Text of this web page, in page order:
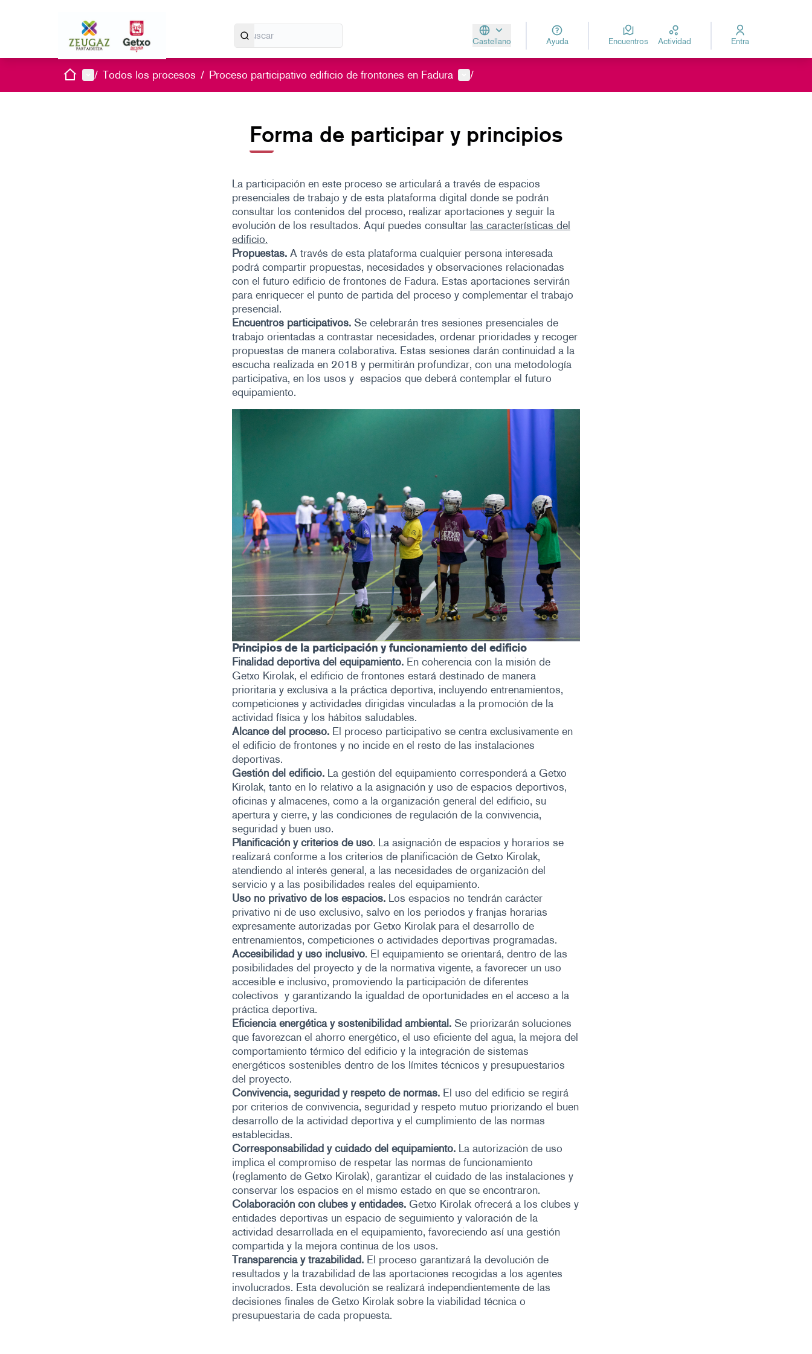
Castellano
Aukeratu hizkuntzaElegir el idioma
Ayuda Encuentros Actividad Entra
InicioMenú principal
/ Todos los procesos / Proceso participativo edificio de frontones en Fadura Menú de usuario
/
Forma de participar y principios
La participación en este proceso se articulará a través de espacios
presenciales de trabajo y de esta plataforma digital donde se podrán
consultar los contenidos del proceso, realizar aportaciones y seguir la
evolución de los resultados. Aquí puedes consultar las características del
edificio.
Propuestas. A través de esta plataforma cualquier persona interesada
podrá compartir propuestas, necesidades y observaciones relacionadas
con el futuro edificio de frontones de Fadura. Estas aportaciones servirán
para enriquecer el punto de partida del proceso y complementar el trabajo
presencial.
Encuentros participativos. Se celebrarán tres sesiones presenciales de
trabajo orientadas a contrastar necesidades, ordenar prioridades y recoger
propuestas de manera colaborativa. Estas sesiones darán continuidad a la
escucha realizada en 2018 y permitirán profundizar, con una metodología
participativa, en los usos y espacios que deberá contemplar el futuro
equipamiento.
Principios de la participación y funcionamiento del edificio
Finalidad deportiva del equipamiento. En coherencia con la misión de
Getxo Kirolak, el edificio de frontones estará destinado de manera
prioritaria y exclusiva a la práctica deportiva, incluyendo entrenamientos,
competiciones y actividades dirigidas vinculadas a la promoción de la
actividad física y los hábitos saludables.
Alcance del proceso. El proceso participativo se centra exclusivamente en
el edificio de frontones y no incide en el resto de las instalaciones
deportivas.
Gestión del edificio. La gestión del equipamiento corresponderá a Getxo
Kirolak, tanto en lo relativo a la asignación y uso de espacios deportivos,
oficinas y almacenes, como a la organización general del edificio, su
apertura y cierre, y las condiciones de regulación de la convivencia,
seguridad y buen uso.
Planificación y criterios de uso. La asignación de espacios y horarios se
realizará conforme a los criterios de planificación de Getxo Kirolak,
atendiendo al interés general, a las necesidades de organización del
servicio y a las posibilidades reales del equipamiento.
Uso no privativo de los espacios. Los espacios no tendrán carácter
privativo ni de uso exclusivo, salvo en los periodos y franjas horarias
expresamente autorizadas por Getxo Kirolak para el desarrollo de
entrenamientos, competiciones o actividades deportivas programadas.
Accesibilidad y uso inclusivo. El equipamiento se orientará, dentro de las
posibilidades del proyecto y de la normativa vigente, a favorecer un uso
accesible e inclusivo, promoviendo la participación de diferentes
colectivos y garantizando la igualdad de oportunidades en el acceso a la
práctica deportiva.
Eficiencia energética y sostenibilidad ambiental. Se priorizarán soluciones
que favorezcan el ahorro energético, el uso eficiente del agua, la mejora del
comportamiento térmico del edificio y la integración de sistemas
energéticos sostenibles dentro de los límites técnicos y presupuestarios
del proyecto.
Convivencia, seguridad y respeto de normas. El uso del edificio se regirá
por criterios de convivencia, seguridad y respeto mutuo priorizando el buen
desarrollo de la actividad deportiva y el cumplimiento de las normas
establecidas.
Corresponsabilidad y cuidado del equipamiento. La autorización de uso
implica el compromiso de respetar las normas de funcionamiento
(reglamento de Getxo Kirolak), garantizar el cuidado de las instalaciones y
conservar los espacios en el mismo estado en que se encontraron.
Colaboración con clubes y entidades. Getxo Kirolak ofrecerá a los clubes y
entidades deportivas un espacio de seguimiento y valoración de la
actividad desarrollada en el equipamiento, favoreciendo así una gestión
compartida y la mejora continua de los usos.
Transparencia y trazabilidad. El proceso garantizará la devolución de
resultados y la trazabilidad de las aportaciones recogidas a los agentes
involucrados. Esta devolución se realizará independientemente de las
decisiones finales de Getxo Kirolak sobre la viabilidad técnica o
presupuestaria de cada propuesta.